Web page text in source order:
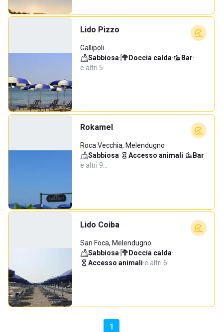
Lido Pizzo
Gallipoli
Sabbiosa· Doccia calda· Bar·
e altri 5…
Rokamel
Roca Vecchia, Melendugno
Sabbiosa· Accesso animali· Bar·
e altri 9…
Lido Coiba
San Foca, Melendugno
Sabbiosa· Doccia calda·
Accesso animali·e altri 6…
1